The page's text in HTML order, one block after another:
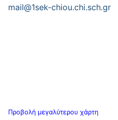
mail@1sek-chiou.chi.sch.gr
Προβολή μεγαλύτερου χάρτη